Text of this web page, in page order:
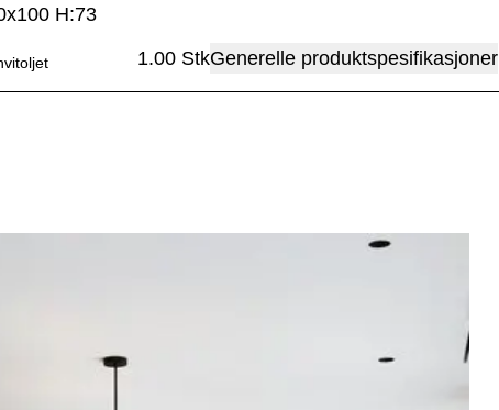
H:73
1.00 StkGenerelle produktspesifikasjoner